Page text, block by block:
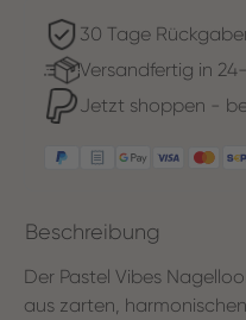
30 Tage
Versandfertig in
Jetzt shoppen -
Beschreibung
Der Pastel Vibes
aus zarten,